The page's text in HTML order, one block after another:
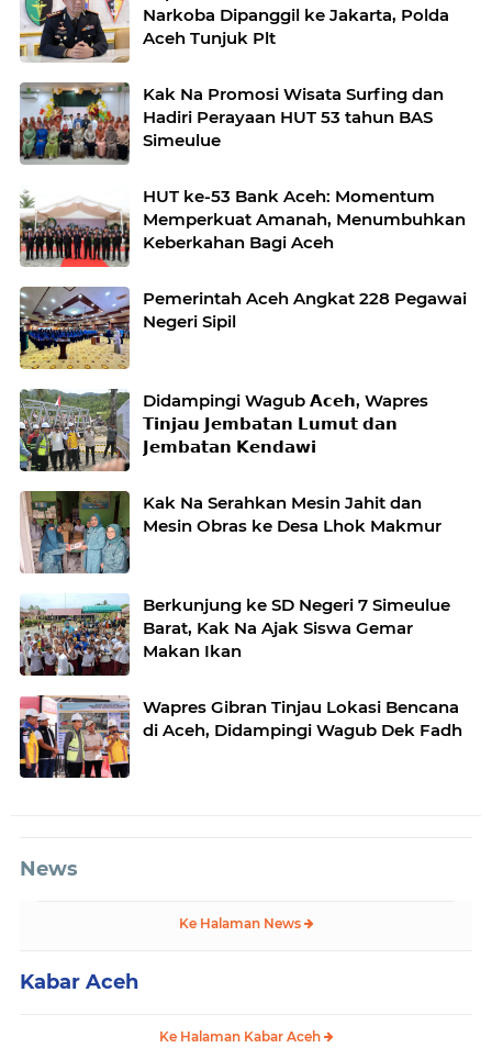
Narkoba Dipanggil ke Jakarta, Polda
Aceh Tunjuk Plt
Kak Na Promosi Wisata Surfing dan
Hadiri Perayaan HUT 53 tahun BAS
Simeulue
HUT ke-53 Bank Aceh: Momentum
Memperkuat Amanah, Menumbuhkan
Keberkahan Bagi Aceh
Pemerintah Aceh Angkat 228 Pegawai
Negeri Sipil
Didampingi Wagub 𝗔𝗰𝗲𝗵, Wapres
𝗧𝗶𝗻𝗷𝗮𝘂 𝗝𝗲𝗺𝗯𝗮𝘁𝗮𝗻 𝗟𝘂𝗺𝘂𝘁 𝗱𝗮𝗻
𝗝𝗲𝗺𝗯𝗮𝘁𝗮𝗻 𝗞𝗲𝗻𝗱𝗮𝘄𝗶
Kak Na Serahkan Mesin Jahit dan
Mesin Obras ke Desa Lhok Makmur
Berkunjung ke SD Negeri 7 Simeulue
Barat, Kak Na Ajak Siswa Gemar
Makan Ikan
Wapres Gibran Tinjau Lokasi Bencana
di Aceh, Didampingi Wagub Dek Fadh
News
Ke Halaman News
Kabar Aceh
Ke Halaman Kabar Aceh